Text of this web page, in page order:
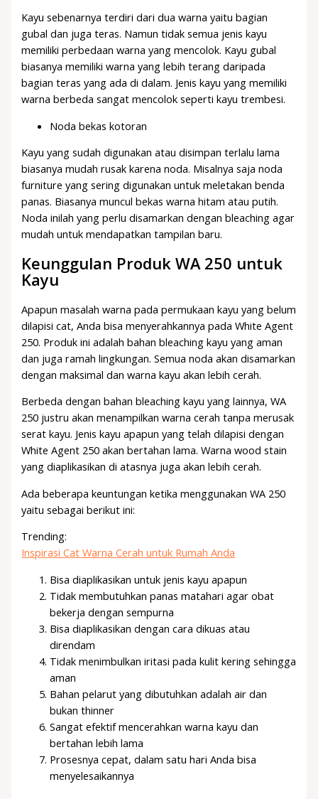
Kayu sebenarnya terdiri dari dua warna yaitu bagian
gubal dan juga teras. Namun tidak semua jenis kayu
memiliki perbedaan warna yang mencolok. Kayu gubal
biasanya memiliki warna yang lebih terang daripada
bagian teras yang ada di dalam. Jenis kayu yang memiliki
warna berbeda sangat mencolok seperti kayu trembesi.
Noda bekas kotoran
Kayu yang sudah digunakan atau disimpan terlalu lama
biasanya mudah rusak karena noda. Misalnya saja noda
furniture yang sering digunakan untuk meletakan benda
panas. Biasanya muncul bekas warna hitam atau putih.
Noda inilah yang perlu disamarkan dengan bleaching agar
mudah untuk mendapatkan tampilan baru.
Keunggulan Produk WA 250 untuk
Kayu
Apapun masalah warna pada permukaan kayu yang belum
dilapisi cat, Anda bisa menyerahkannya pada White Agent
250. Produk ini adalah bahan bleaching kayu yang aman
dan juga ramah lingkungan. Semua noda akan disamarkan
dengan maksimal dan warna kayu akan lebih cerah.
Berbeda dengan bahan bleaching kayu yang lainnya, WA
250 justru akan menampilkan warna cerah tanpa merusak
serat kayu. Jenis kayu apapun yang telah dilapisi dengan
White Agent 250 akan bertahan lama. Warna wood stain
yang diaplikasikan di atasnya juga akan lebih cerah.
Ada beberapa keuntungan ketika menggunakan WA 250
yaitu sebagai berikut ini:
Trending:
Inspirasi Cat Warna Cerah untuk Rumah Anda
Bisa diaplikasikan untuk jenis kayu apapun
Tidak membutuhkan panas matahari agar obat
bekerja dengan sempurna
Bisa diaplikasikan dengan cara dikuas atau
direndam
Tidak menimbulkan iritasi pada kulit kering sehingga
aman
Bahan pelarut yang dibutuhkan adalah air dan
bukan thinner
Sangat efektif mencerahkan warna kayu dan
bertahan lebih lama
Prosesnya cepat, dalam satu hari Anda bisa
menyelesaikannya